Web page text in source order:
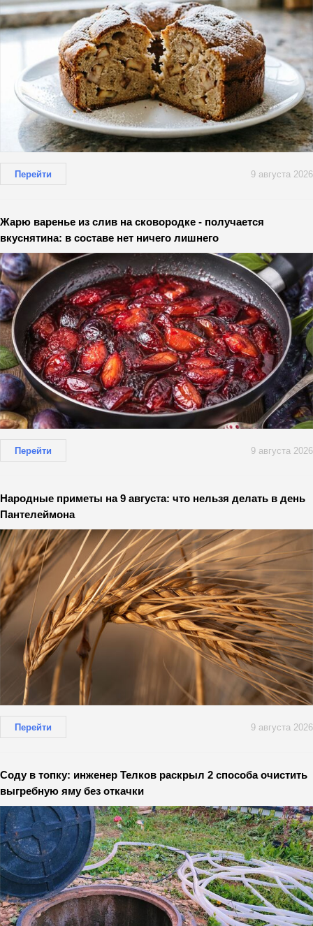
Перейти 9 августа 2026
Жарю варенье из слив на сковородке - получается
вкуснятина: в составе нет ничего лишнего
Перейти 9 августа 2026
Народные приметы на 9 августа: что нельзя делать в день
Пантелеймона
Перейти 9 августа 2026
Соду в топку: инженер Телков раскрыл 2 способа очистить
выгребную яму без откачки